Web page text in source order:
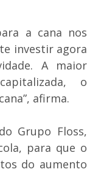
a cana nos
investir agora
A maior
o
afirma.
Grupo Floss,
para que o
do aumento